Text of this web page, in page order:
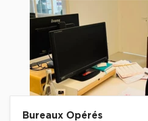
Bureaux Opérés